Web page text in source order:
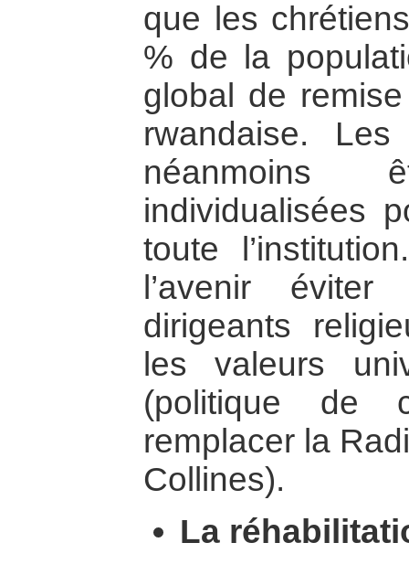
que les
% de la
global de
rwandaise.
individualisées
toute
l’avenir
dirigeants
les valeurs
(politique de
remplacer la
Collines).
La